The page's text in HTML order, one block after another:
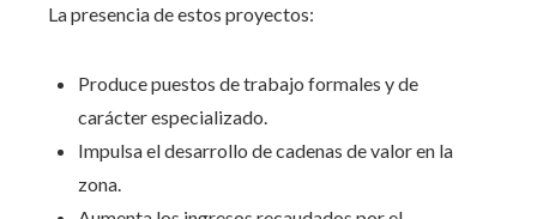
La presencia de estos proyectos:
Produce puestos de trabajo formales y de
carácter especializado.
Impulsa el desarrollo de cadenas de valor en la
zona.